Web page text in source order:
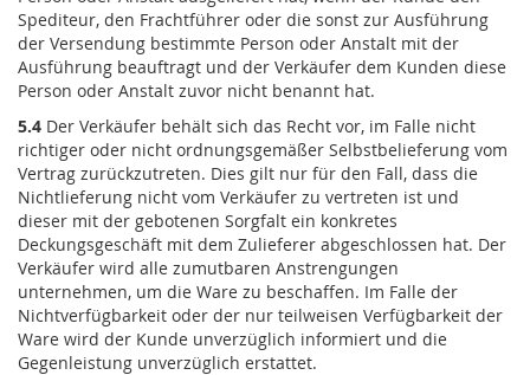
Spediteur, den Frachtführer oder die sonst zur Ausführung
der Versendung bestimmte Person oder Anstalt mit der
Ausführung beauftragt und der Verkäufer dem Kunden diese
Person oder Anstalt zuvor nicht benannt hat.
5.4 Der Verkäufer behält sich das Recht vor, im Falle nicht
richtiger oder nicht ordnungsgemäßer Selbstbelieferung vom
Vertrag zurückzutreten. Dies gilt nur für den Fall, dass die
Nichtlieferung nicht vom Verkäufer zu vertreten ist und
dieser mit der gebotenen Sorgfalt ein konkretes
Deckungsgeschäft mit dem Zulieferer abgeschlossen hat. Der
Verkäufer wird alle zumutbaren Anstrengungen
unternehmen, um die Ware zu beschaffen. Im Falle der
Nichtverfügbarkeit oder der nur teilweisen Verfügbarkeit der
Ware wird der Kunde unverzüglich informiert und die
Gegenleistung unverzüglich erstattet.